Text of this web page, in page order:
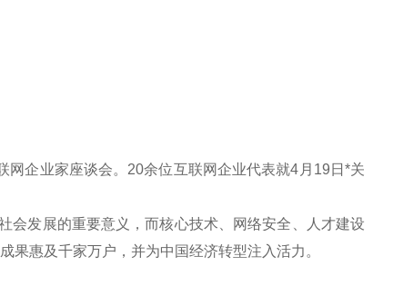
企业家座谈会。20余位互联网企业代表就4月19日*关
发展的重要意义，而核心技术、网络安全、人才建设
果惠及千家万户，并为中国经济转型注入活力。